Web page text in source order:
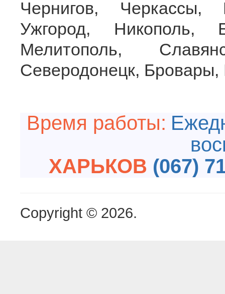
Чернигов, Черкассы,
Ужгород, Никополь,
Мелитополь,
Северодонецк, Бровары,
Время работы:
ХАРЬКОВ (067)
Copyright © 2026.